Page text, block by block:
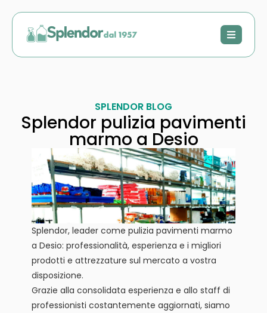
SPLENDOR BLOG
Splendor pulizia pavimenti
marmo a Desio
Splendor, leader come pulizia pavimenti marmo
a Desio: professionalità, esperienza e i migliori
prodotti e attrezzature sul mercato a vostra
disposizione.
Grazie alla consolidata esperienza e allo staff di
professionisti costantemente aggiornati, siamo